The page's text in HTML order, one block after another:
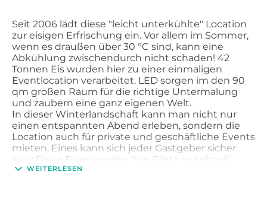
Seit 2006 lädt diese "leicht unterkühlte" Location
zur eisigen Erfrischung ein. Vor allem im Sommer,
wenn es draußen über 30 °C sind, kann eine
Abkühlung zwischendurch nicht schaden! 42
Tonnen Eis wurden hier zu einer einmaligen
Eventlocation verarbeitet. LED sorgen im den 90
qm großen Raum für die richtige Untermalung
und zaubern eine ganz eigenen Welt.
In dieser Winterlandschaft kann man nicht nur
einen entspannten Abend erleben, sondern die
Location auch für private und geschäftliche Events
mieten. Eines kann sich jeder Gastgeber sicher
sein: Diese Feier werden Ihre Gäste so schnell
nicht vergessen.
WEITERLESEN